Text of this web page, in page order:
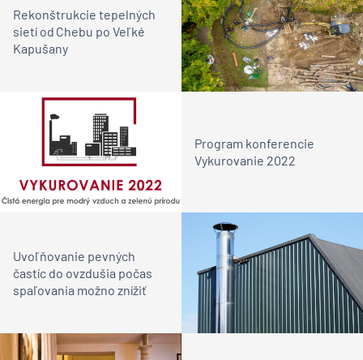
Rekonštrukcie tepelných
sietí od Chebu po Veľké
Kapušany
Program konferencie
Vykurovanie 2022
Uvoľňovanie pevných
častíc do ovzdušia počas
spaľovania možno znížiť